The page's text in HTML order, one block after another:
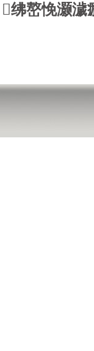
绋嶅悗灏